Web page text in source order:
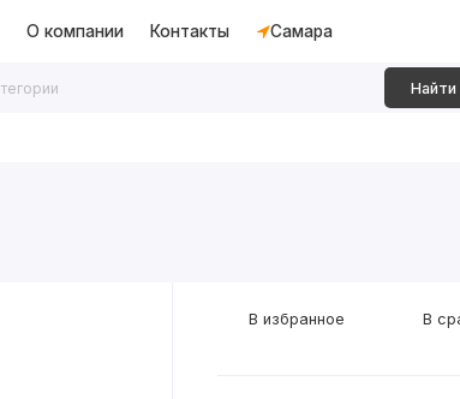
О компании Контакты Самара
Найти
В избранное В